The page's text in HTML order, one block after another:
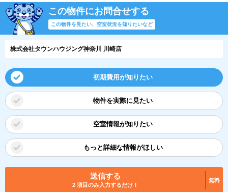
この物件にお問合せする
この物件を見たい、空室状況を知りたいなど
株式会社タウンハウジング神奈川 川崎店
初期費用が知りたい
物件を実際に見たい
空室情報が知りたい
もっと詳細な情報がほしい
送信する
2 項目のみ入力するだけ！
無料